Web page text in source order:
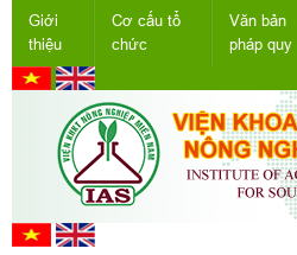
Giới
thiệu
Cơ cấu tổ
chức
Văn bản
pháp quy